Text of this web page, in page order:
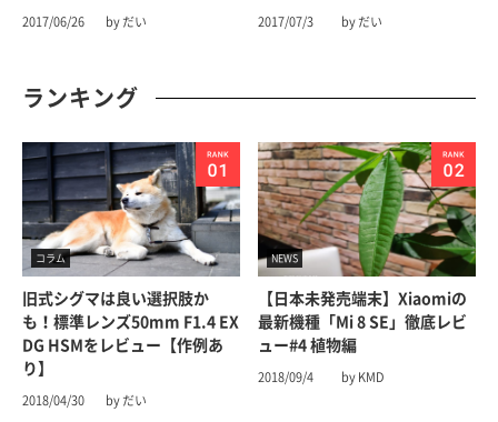
2017/06/26 by だい 2017/07/3 by だい
ランキング
コラム
旧式シグマは良い選択肢か
も！標準レンズ50mm F1.4 EX
DG HSMをレビュー【作例あ
り】
2018/04/30 by だい
NEWS
【日本未発売端末】Xiaomiの
最新機種「Mi 8 SE」徹底レビ
ュー#4 植物編
2018/09/4 by KMD